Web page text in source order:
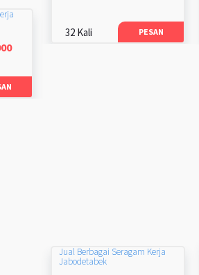
32 Kali PESAN
Jual Berbagai Seragam Kerja
Jabodetabek